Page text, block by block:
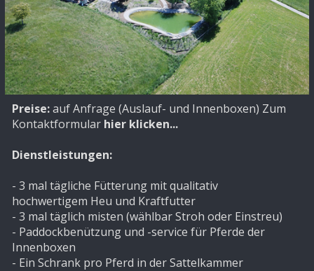
Preise:auf Anfrage (Auslauf- und Innenboxen) Zum
Kontaktformular hier klicken...
Dienstleistungen:
- 3 mal tägliche Fütterung mit qualitativ
hochwertigem Heu und Kraftfutter
- 3 mal täglich misten (wählbar Stroh oder Einstreu)
- Paddockbenützung und -service für Pferde der
Innenboxen
- Ein Schrank pro Pferd in der Sattelkammer